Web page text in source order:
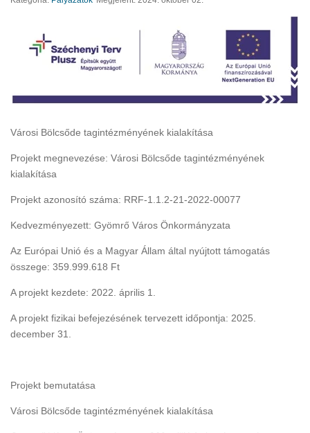
Városi Bölcsőde tagintézményének kialakítása
Projekt megnevezése: Városi Bölcsőde tagintézményének
kialakítása
Projekt azonosító száma: RRF-1.1.2-21-2022-00077
Kedvezményezett: Gyömrő Város Önkormányzata
Az Európai Unió és a Magyar Állam által nyújtott támogatás
összege: 359.999.618 Ft
A projekt kezdete: 2022. április 1.
A projekt fizikai befejezésének tervezett időpontja: 2025.
december 31.
Projekt bemutatása
Városi Bölcsőde tagintézményének kialakítása